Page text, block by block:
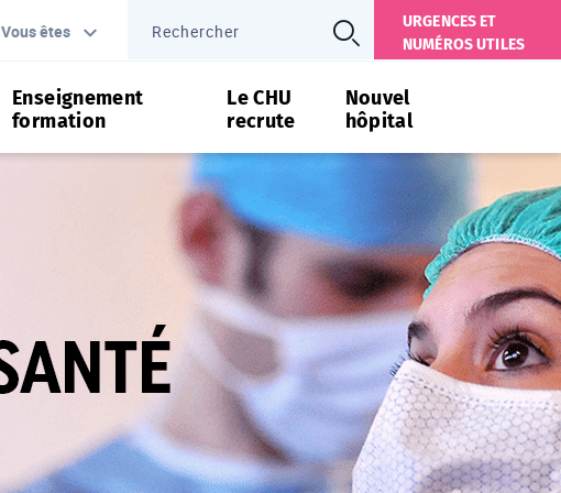
Vous êtes
URGENCES ET
NUMÉROS UTILES
Enseignement
formation
Le CHU
recrute
Nouvel
hôpital